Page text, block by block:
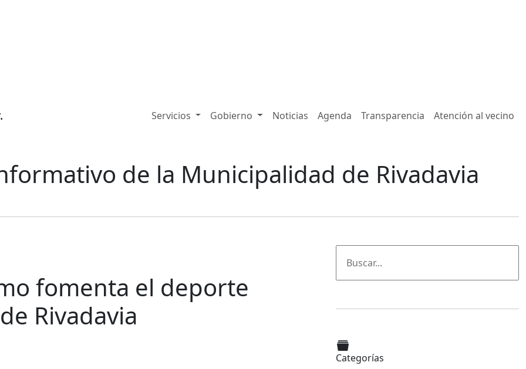
Servicios Gobierno Noticias Agenda Transparencia Atención al vecino
de la Municipalidad de Rivadavia
fomenta el deporte
Rivadavia
Categorías